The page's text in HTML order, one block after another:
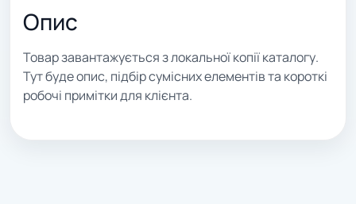
Опис
Товар завантажується з локальної копії каталогу.
Тут буде опис, підбір сумісних елементів та короткі
робочі примітки для клієнта.